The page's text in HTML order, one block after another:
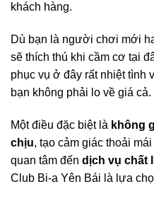
khách hàng.
Dù bạn là người chơi mới
sẽ thích thú khi cầm cơ tại
phục vụ ở đây rất nhiệt tình
bạn không phải lo về giá cả.
Một điều đặc biệt là không
chịu, tạo cảm giác thoải
quan tâm đến dịch vụ chất
Club Bi-a Yên Bái là lựa